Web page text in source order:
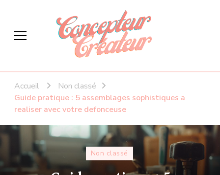
Concepteur createur
Accueil
Non classé
Guide pratique : 5 assemblages sophistiques a
realiser avec votre defonceuse
Non classé